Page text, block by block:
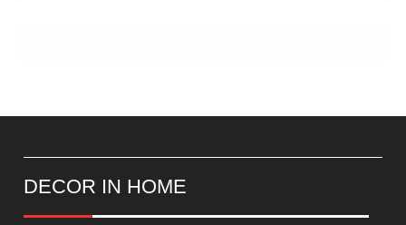
DECOR IN HOME